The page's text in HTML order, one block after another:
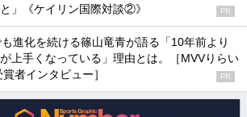
」《ケイリン国際対談②》
PR
進化を続ける篠山竜青が語る「10年前より
上手くなっている」理由とは。［MVVりらい
者インタビュー］
PR